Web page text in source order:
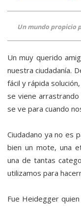
Un mundo propicio
Un muy querido
nuestra ciudadanía.
fácil y rápida
se viene
se ve para cuando
Ciudadano ya no es
bien un mote, una
una de tantas
utilizamos para
Fue Heidegger